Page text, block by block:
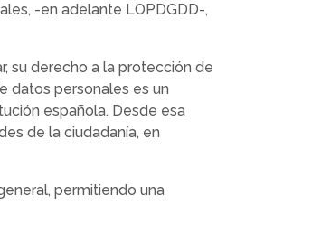
-en adelante LOPDGDD-,
su derecho a la protección de
datos personales es un
española. Desde esa
de la ciudadanía, en
permitiendo una